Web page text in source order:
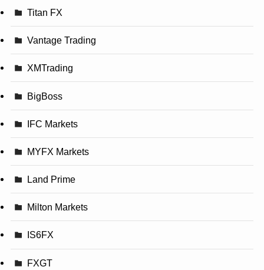
Titan FX
Vantage Trading
XMTrading
BigBoss
IFC Markets
MYFX Markets
Land Prime
Milton Markets
IS6FX
FXGT